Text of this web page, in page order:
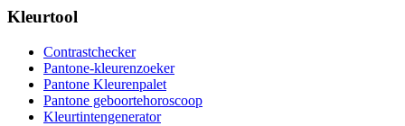
Kleurtool
Contrastchecker
Pantone-kleurenzoeker
Pantone Kleurenpalet
Pantone geboortehoroscoop
Kleurtintengenerator